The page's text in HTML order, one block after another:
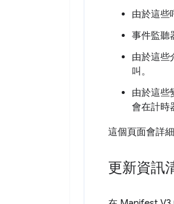
由於這些
事件監聽
由於這些
叫。
由於這些
會在計時
這個頁面會詳
更新資訊